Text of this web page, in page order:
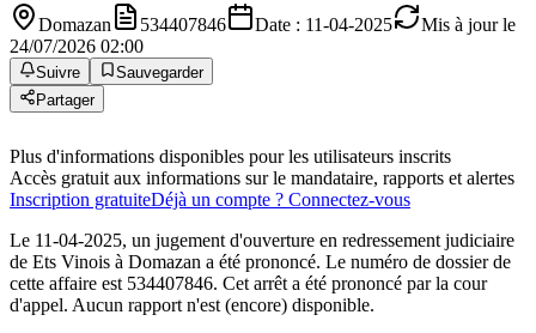
Domazan 534407846 Date : 11-04-2025
Mis à jour le
24/07/2026 02:00
Suivre
Sauvegarder
Partager
Plus d'informations disponibles pour les utilisateurs inscrits
Accès gratuit aux informations sur le mandataire, rapports et alertes
Inscription gratuiteDéjà un compte ? Connectez-vous
Le 11-04-2025, un jugement d'ouverture en redressement judiciaire
de Ets Vinois à Domazan a été prononcé. Le numéro de dossier de
cette affaire est 534407846. Cet arrêt a été prononcé par la cour
d'appel. Aucun rapport n'est (encore) disponible.